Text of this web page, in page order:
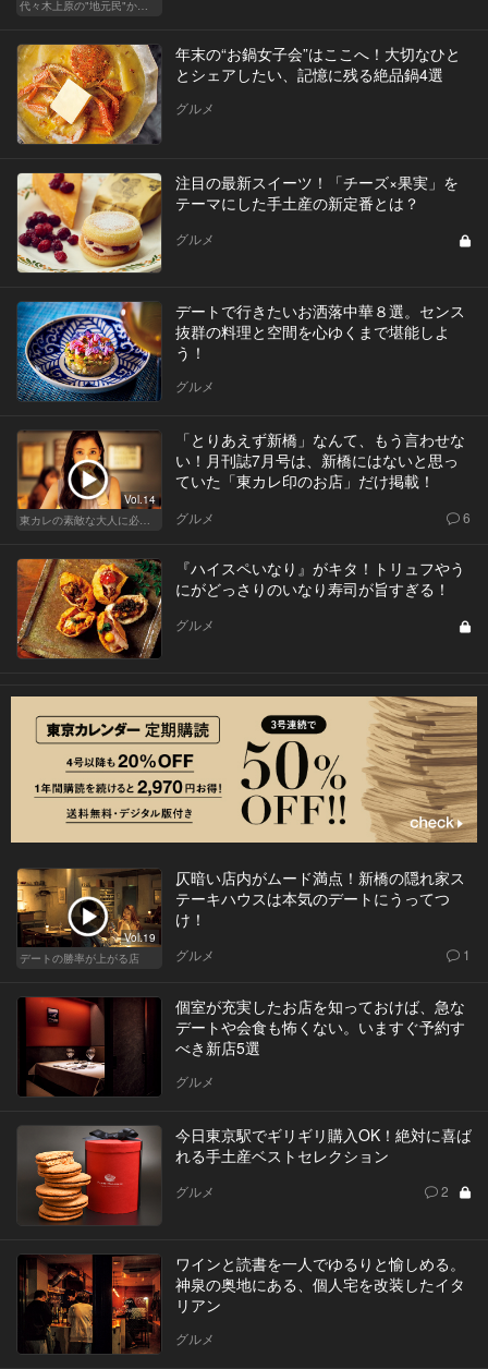
代々木上原の"地元民"から愛される名店
年末の“お鍋女子会”はここへ！大切なひと
とシェアしたい、記憶に残る絶品鍋4選
グルメ
注目の最新スイーツ！「チーズ×果実」を
テーマにした手土産の新定番とは？
グルメ
デートで行きたいお洒落中華８選。センス
抜群の料理と空間を心ゆくまで堪能しよ
う！
グルメ
Vol.14
東カレの素敵な大人に必要なこと
「とりあえず新橋」なんて、もう言わせな
い！月刊誌7月号は、新橋にはないと思っ
ていた「東カレ印のお店」だけ掲載！
グルメ 6
『ハイスペいなり』がキタ！トリュフやう
にがどっさりのいなり寿司が旨すぎる！
グルメ
Vol.19
デートの勝率が上がる店
仄暗い店内がムード満点！新橋の隠れ家ス
テーキハウスは本気のデートにうってつ
け！
グルメ 1
個室が充実したお店を知っておけば、急な
デートや会食も怖くない。いますぐ予約す
べき新店5選
グルメ
今日東京駅でギリギリ購入OK！絶対に喜ば
れる手土産ベストセレクション
グルメ 2
ワインと読書を一人でゆるりと愉しめる。
神泉の奥地にある、個人宅を改装したイタ
リアン
グルメ